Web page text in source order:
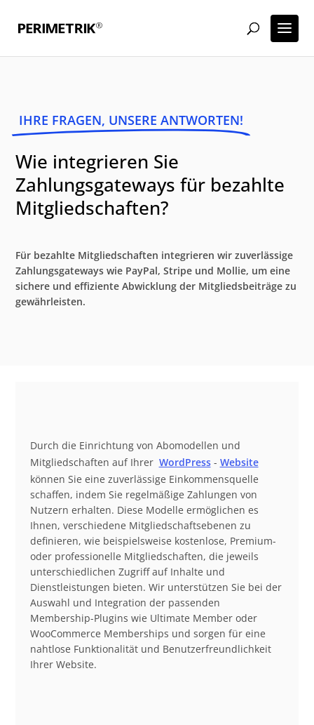
IHRE FRAGEN, UNSERE ANTWORTEN!
Wie integrieren Sie
Zahlungsgateways für bezahlte
Mitgliedschaften?
Für bezahlte Mitgliedschaften integrieren wir zuverlässige
Zahlungsgateways wie PayPal, Stripe und Mollie, um eine
sichere und effiziente Abwicklung der Mitgliedsbeiträge zu
gewährleisten.
Durch die Einrichtung von Abomodellen und
Mitgliedschaften auf Ihrer WordPress - Website
können Sie eine zuverlässige Einkommensquelle
schaffen, indem Sie regelmäßige Zahlungen von
Nutzern erhalten. Diese Modelle ermöglichen es
Ihnen, verschiedene Mitgliedschaftsebenen zu
definieren, wie beispielsweise kostenlose, Premium-
oder professionelle Mitgliedschaften, die jeweils
unterschiedlichen Zugriff auf Inhalte und
Dienstleistungen bieten. Wir unterstützen Sie bei der
Auswahl und Integration der passenden
Membership-Plugins wie Ultimate Member oder
WooCommerce Memberships und sorgen für eine
nahtlose Funktionalität und Benutzerfreundlichkeit
Ihrer Website.